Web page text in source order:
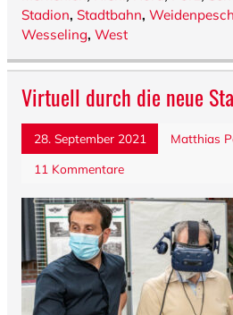
Stadion, Stadtbahn, Weidenpesch
Wesseling, West
Virtuell durch die neue
28. September 2021
Matthias
11 Kommentare